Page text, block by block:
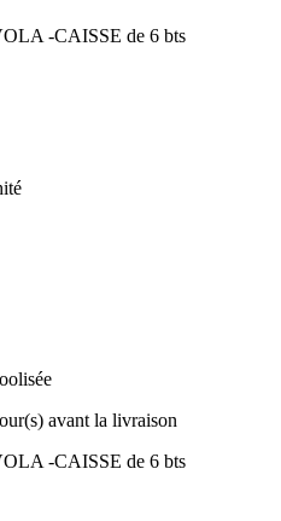
avant la livraison